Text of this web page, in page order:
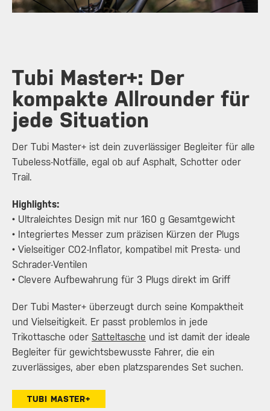
Tubi Master+: Der
kompakte Allrounder für
jede Situation
Der Tubi Master+ ist dein zuverlässiger Begleiter für alle
Tubeless-Notfälle, egal ob auf Asphalt, Schotter oder
Trail.
Highlights:
• Ultraleichtes Design mit nur 160 g Gesamtgewicht
• Integriertes Messer zum präzisen Kürzen der Plugs
• Vielseitiger CO2-Inflator, kompatibel mit Presta- und
Schrader-Ventilen
• Clevere Aufbewahrung für 3 Plugs direkt im Griff
Der Tubi Master+ überzeugt durch seine Kompaktheit
und Vielseitigkeit. Er passt problemlos in jede
Trikottasche oder Satteltasche und ist damit der ideale
Begleiter für gewichtsbewusste Fahrer, die ein
zuverlässiges, aber eben platzsparendes Set suchen.
TUBI MASTER+